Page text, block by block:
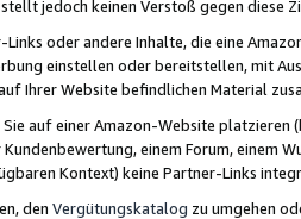
jedoch keinen Verstoß gegen diese
Links oder andere Inhalte, die eine
einstellen oder bereitstellen, mit
Ihrer Website befindlichen Material
Sie auf einer Amazon-Website
einem Forum, einem
Kontext) keine Partner-Links
den Vergütungskatalog zu umgehen